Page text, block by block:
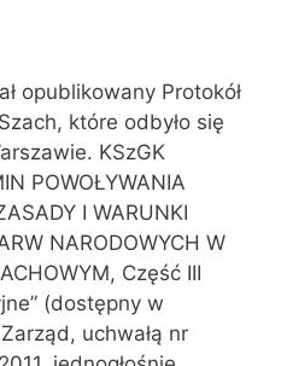
opublikowany Protokół
które odbyło się
KSzGK
POWOŁYWANIA
I WARUNKI
NARODOWYCH W
Część III
(dostępny w
uchwałą nr